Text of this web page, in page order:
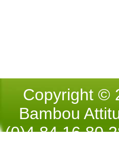
Copyright ©
Bambou